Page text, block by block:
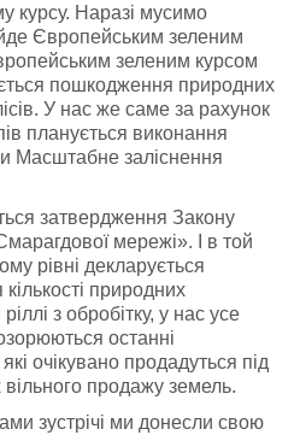
курсу. Наразі мусимо
Європейським зеленим
зеленим курсом
пошкодження природних
У нас же саме за рахунок
планується виконання
Масштабне заліснення
затвердження Закону
мережі». І в той
рівні декларується
природних
з обробітку, у нас усе
останні
очікувано продадуться під
продажу земель.
зустрічі ми донесли свою